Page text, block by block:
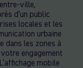
ville,
d’un public
locales et les
urbaine
dans les zones à
engagement
mobile